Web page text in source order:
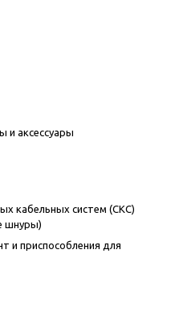
и аксессуары
кабельных систем (СКС)
шнуры)
и приспособления для